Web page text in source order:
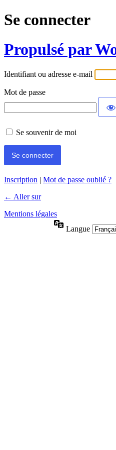
Se connecter
Propulsé par
Identifiant ou adresse e-mail
Mot de passe
Se souvenir de moi
Inscription | Mot de passe oublié ?
← Aller sur
Mentions légales
Langue